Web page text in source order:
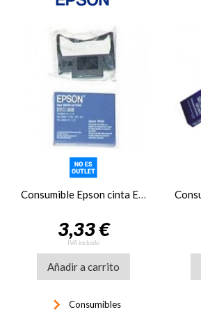
3,33 €
IVA incluido
Añadir a carrito
keyboard_arrow_right Consumibles